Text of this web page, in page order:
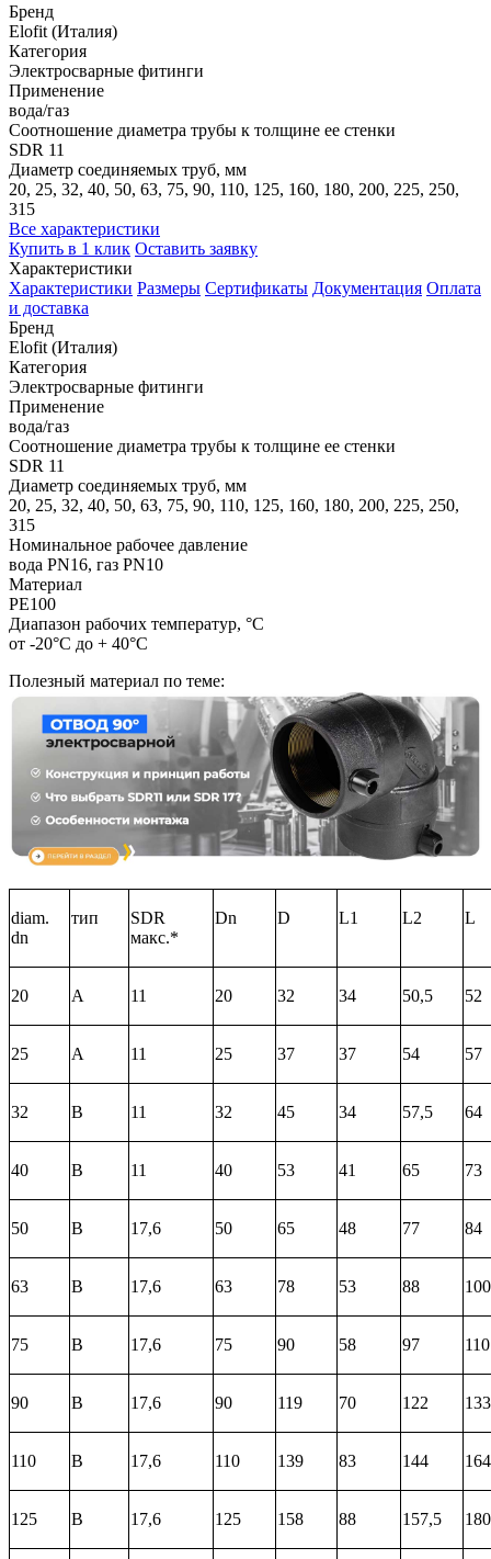
Бренд
Elofit (Италия)
Категория
Электросварные фитинги
Применение
вода/газ
Соотношение диаметра трубы к толщине ее стенки
SDR 11
Диаметр соединяемых труб, мм
20, 25, 32, 40, 50, 63, 75, 90, 110, 125, 160, 180, 200, 225, 250,
315
Все характеристики
Купить в 1 клик Оставить заявку
Характеристики
Характеристики Размеры Сертификаты Документация Оплата
и доставка
Бренд
Elofit (Италия)
Категория
Электросварные фитинги
Применение
вода/газ
Соотношение диаметра трубы к толщине ее стенки
SDR 11
Диаметр соединяемых труб, мм
20, 25, 32, 40, 50, 63, 75, 90, 110, 125, 160, 180, 200, 225, 250,
315
Номинальное рабочее давление
вода PN16, газ PN10
Материал
PE100
Диапазон рабочих температур, °С
от -20°С до + 40°С
Полезный материал по теме:
diam.
dn
тип
SDR
макс.*
Dn D L1 L2 L
20 А 11 20 32 34 50,5 52
25 А 11 25 37 37 54 57
32 В 11 32 45 34 57,5 64
40 В 11 40 53 41 65 73
50 В 17,6 50 65 48 77 84
63 В 17,6 63 78 53 88 100
75 В 17,6 75 90 58 97 110
90 В 17,6 90 119 70 122 133
110 В 17,6 110 139 83 144 164
125 В 17,6 125 158 88 157,5 180